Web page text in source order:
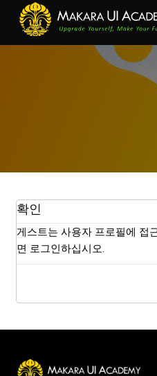
확인
게스트는 사용자 프로필에 접
면 로그인하십시오.